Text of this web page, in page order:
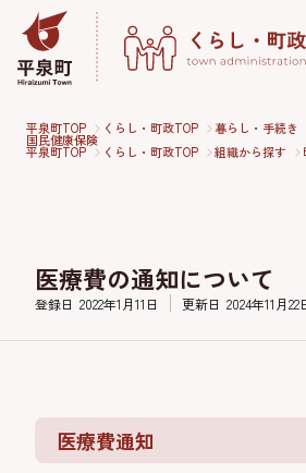
平泉町TOP くらし・町政TOP 暮らし・手続き
国民健康保険
平泉町TOP くらし・町政TOP 組織から探す
医療費の通知について
登録日 2022年1月11日 更新日 2024年11月22
医療費通知